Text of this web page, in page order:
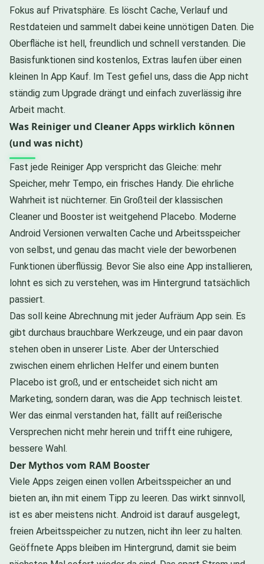
Fokus auf Privatsphäre. Es löscht Cache, Verlauf und
Restdateien und sammelt dabei keine unnötigen Daten. Die
Oberfläche ist hell, freundlich und schnell verstanden. Die
Basisfunktionen sind kostenlos, Extras laufen über einen
kleinen In App Kauf. Im Test gefiel uns, dass die App nicht
ständig zum Upgrade drängt und einfach zuverlässig ihre
Arbeit macht.
Was Reiniger und Cleaner Apps wirklich können
(und was nicht)
Fast jede Reiniger App verspricht das Gleiche: mehr
Speicher, mehr Tempo, ein frisches Handy. Die ehrliche
Wahrheit ist nüchterner. Ein Großteil der klassischen
Cleaner und Booster ist weitgehend Placebo. Moderne
Android Versionen verwalten Cache und Arbeitsspeicher
von selbst, und genau das macht viele der beworbenen
Funktionen überflüssig. Bevor Sie also eine App installieren,
lohnt es sich zu verstehen, was im Hintergrund tatsächlich
passiert.
Das soll keine Abrechnung mit jeder Aufräum App sein. Es
gibt durchaus brauchbare Werkzeuge, und ein paar davon
stehen oben in unserer Liste. Aber der Unterschied
zwischen einem ehrlichen Helfer und einem bunten
Placebo ist groß, und er entscheidet sich nicht am
Marketing, sondern daran, was die App technisch leistet.
Wer das einmal verstanden hat, fällt auf reißerische
Versprechen nicht mehr herein und trifft eine ruhigere,
bessere Wahl.
Der Mythos vom RAM Booster
Viele Apps zeigen einen vollen Arbeitsspeicher an und
bieten an, ihn mit einem Tipp zu leeren. Das wirkt sinnvoll,
ist es aber meistens nicht. Android ist darauf ausgelegt,
freien Arbeitsspeicher zu nutzen, nicht ihn leer zu halten.
Geöffnete Apps bleiben im Hintergrund, damit sie beim